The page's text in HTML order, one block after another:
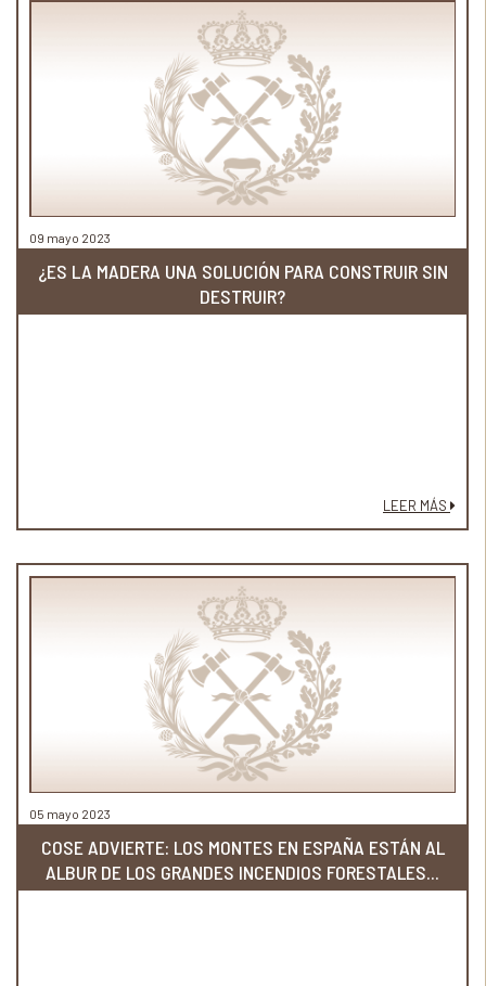
09 mayo 2023
¿ES LA MADERA UNA SOLUCIÓN PARA CONSTRUIR SIN
DESTRUIR?
LEER MÁS
05 mayo 2023
COSE ADVIERTE: LOS MONTES EN ESPAÑA ESTÁN AL
ALBUR DE LOS GRANDES INCENDIOS FORESTALES...